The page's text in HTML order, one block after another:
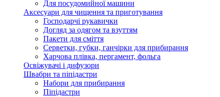
Для посудомийної машини
Аксесуари для чищення та приготування
Господарчі рукавички
Догляд за одягом та взуттям
Пакети для сміття
Серветки, губки, ганчірки для прибирання
Харчова плівка, пергамент, фольга
Освіжувачі і дифузори
Швабри та піпідастри
Набори для прибирання
Піпідастри